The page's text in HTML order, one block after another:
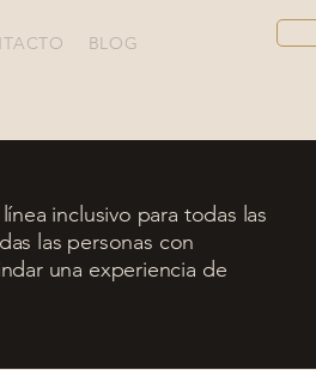
BLOG
inclusivo para todas las
las personas con
una experiencia de